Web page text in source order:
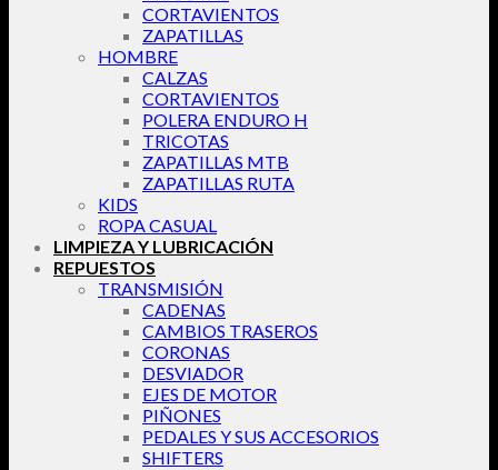
CORTAVIENTOS
ZAPATILLAS
HOMBRE
CALZAS
CORTAVIENTOS
POLERA ENDURO H
TRICOTAS
ZAPATILLAS MTB
ZAPATILLAS RUTA
KIDS
ROPA CASUAL
LIMPIEZA Y LUBRICACIÓN
REPUESTOS
TRANSMISIÓN
CADENAS
CAMBIOS TRASEROS
CORONAS
DESVIADOR
EJES DE MOTOR
PIÑONES
PEDALES Y SUS ACCESORIOS
SHIFTERS